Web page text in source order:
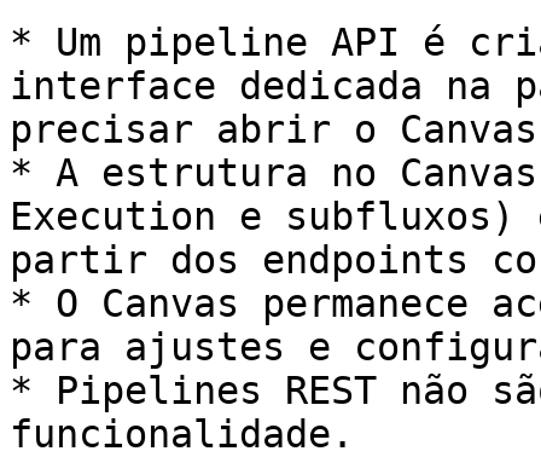
* Um pipeline API é
interface dedicada na
precisar abrir o
* A estrutura no
Execution e subfluxos)
partir dos endpoints
* O Canvas permanece
para ajustes e
* Pipelines REST não
funcionalidade.